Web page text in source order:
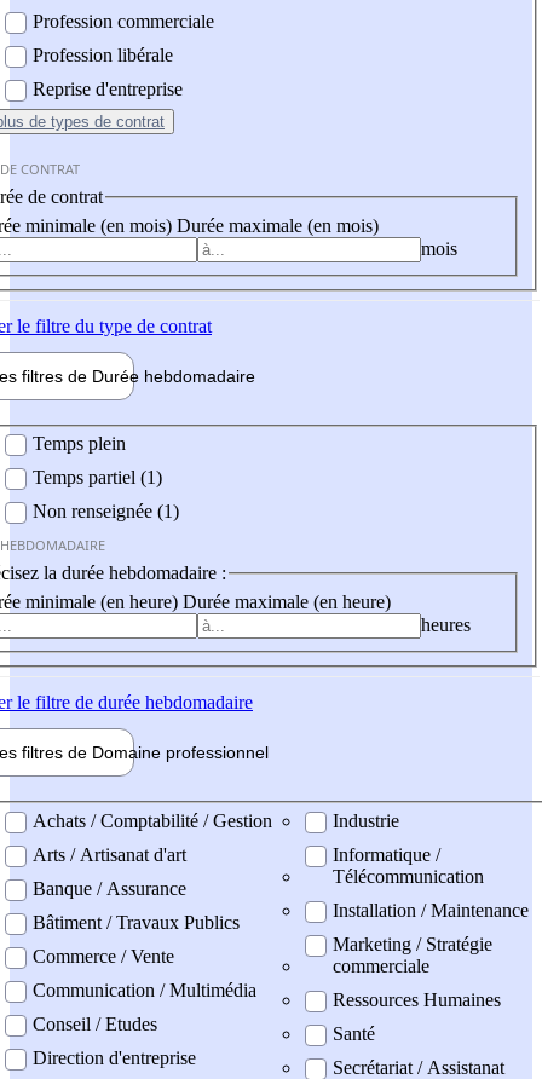
Profession commerciale
Profession libérale
Reprise d'entreprise
de types de contrat
CONTRAT
de contrat
minimale (en mois) Durée maximale (en mois)
mois
le filtre du type de contrat
filtres de Durée hebdomadaire
Temps plein
Temps partiel (1)
Non renseignée (1)
la durée hebdomadaire :
minimale (en heure) Durée maximale (en heure)
heures
le filtre de durée hebdomadaire
filtres de Domaine professionnel
professionel
Achats / Comptabilité / Gestion
Arts / Artisanat d'art
Banque / Assurance
Bâtiment / Travaux Publics
Commerce / Vente
Communication / Multimédia
Conseil / Etudes
Direction d'entreprise
Industrie
Informatique /
Télécommunication
Installation / Maintenance
Marketing / Stratégie
commerciale
Ressources Humaines
Santé
Secrétariat / Assistanat